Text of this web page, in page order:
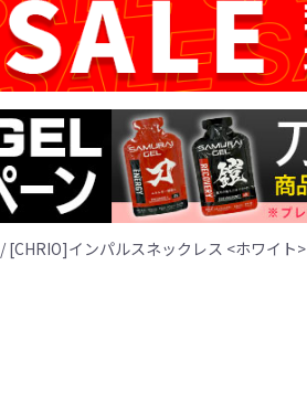
/ [CHRIO]インパルスネックレス <ホワイト>